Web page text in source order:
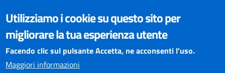
VISUALIZZAZIONE CONTENUTI
Il sito internet della Provincia di Perugia è ottimizzato per
essere visualizzato dai principali browser aggiornati. L'uso di
browser non aggiornati può creare problemi di visualizzazione
dei contenuti.
Utilizziamo i cookie su questo sito per
migliorare la tua esperienza utente
Facendo clic sul pulsante Accetta, ne acconsenti l'uso.
Maggiori informazioni